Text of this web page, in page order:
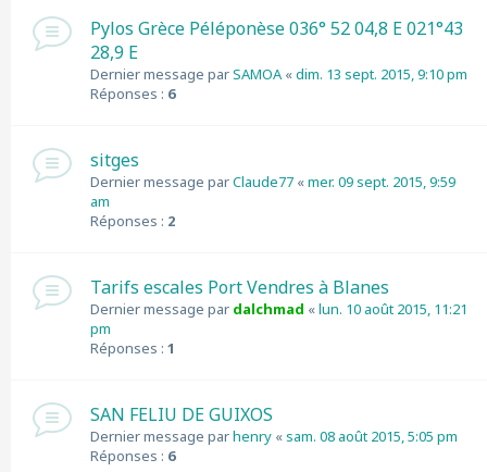
Pylos Grèce Péléponèse 036° 52 04,8 E 021°43
28,9 E
Dernier message parSAMOA«dim. 13 sept. 2015, 9:10 pm
Réponses : 6
sitges
Dernier message parClaude77 «mer. 09 sept. 2015, 9:59
am
Réponses : 2
Tarifs escales Port Vendres à Blanes
Dernier message par dalchmad «lun. 10 août 2015, 11:21
pm
Réponses : 1
SAN FELIU DE GUIXOS
Dernier message parhenry «sam. 08 août 2015, 5:05 pm
Réponses : 6